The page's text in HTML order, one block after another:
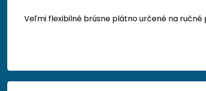
Veľmi flexibilné brúsne plátno určené na ručné